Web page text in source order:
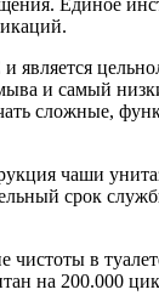
и является
и самый
сложные,
чаши
срок
в
на 200.000